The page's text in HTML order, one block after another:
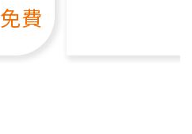
免費